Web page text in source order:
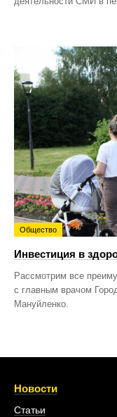
Общество
Инвестиция в
Рассмотрим все
с главным врачом
Мануйленко.
Новости
Статьи